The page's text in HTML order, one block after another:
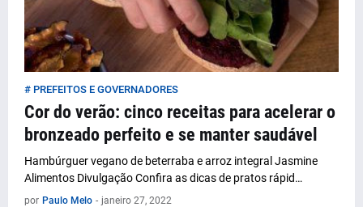
# PREFEITOS E GOVERNADORES
Cor do verão: cinco receitas para acelerar o
bronzeado perfeito e se manter saudável
Hambúrguer vegano de beterraba e arroz integral Jasmine
Alimentos Divulgação Confira as dicas de pratos rápid…
por Paulo Melo - janeiro 27, 2022